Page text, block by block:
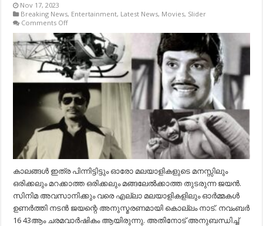
Nov 17, 2023
Breaking News, Entertainment, Latest News, Movies, Slider
Comments Offon
“മലയാളികളുടെ
മനസ്സിൽ
ഇപ്പോഴും
മരിക്കാത്ത
ഓർമ്മയായി
ജയൻ
“.
കാലങ്ങൾ ഇത്ര പിന്നിട്ടിട്ടും ഓരോ മലയാളികളുടെ മനസ്സിലും
ഒരിക്കലും മറക്കാത്ത ഒരിക്കലും മങ്ങലേൽക്കാത്ത തുടരുന്ന ജയൻ.
സിനിമ അവസാനിക്കും വരെ എല്ലാ മലയാളികളിലും ഓർമ്മകൾ
ഉണർത്തി നടൻ ജയന്റെ അനുസ്മരണമായി കൊല്ലം നാട്. നവംബർ
16 43ആം ചരമവാർഷികം ആയിരുന്നു. അതിനോട് അനുബന്ധിച്ച്